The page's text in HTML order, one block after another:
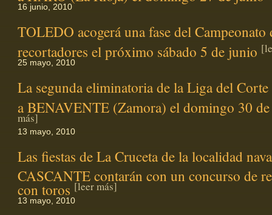
16 junio, 2010
TOLEDO acogerá una fase del Campeonato
recortadores el próximo sábado 5 de junio
25 mayo, 2010
La segunda eliminatoria de la Liga del Corte
a BENAVENTE (Zamora) el domingo 30
más]
13 mayo, 2010
Las fiestas de La Cruceta de la localidad
CASCANTE contarán con un concurso de
con toros [leer más]
13 mayo, 2010